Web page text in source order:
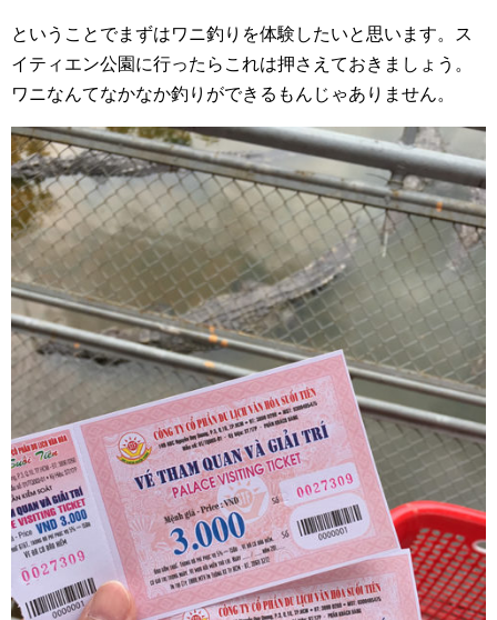
ということでまずはワニ釣りを体験したいと思います。ス
イティエン公園に行ったらこれは押さえておきましょう。
ワニなんてなかなか釣りができるもんじゃありません。